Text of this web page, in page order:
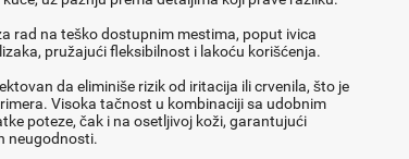
rad na teško dostupnim mestima, poput ivica
pružajući fleksibilnost i lakoću korišćenja.
da eliminiše rizik od iritacija ili crvenila, što je
Visoka tačnost u kombinaciji sa udobnim
poteze, čak i na osetljivoj koži, garantujući
neugodnosti.